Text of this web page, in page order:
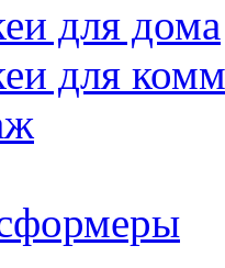
для дома
для